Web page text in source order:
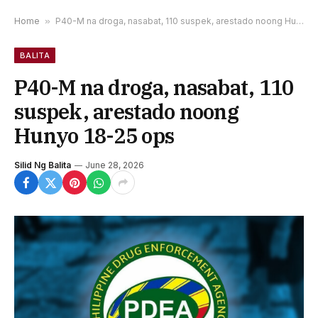
Home » P40-M na droga, nasabat, 110 suspek, arestado noong Hunyo 18-25 ops
BALITA
P40-M na droga, nasabat, 110
suspek, arestado noong
Hunyo 18-25 ops
Silid Ng Balita June 28, 2026